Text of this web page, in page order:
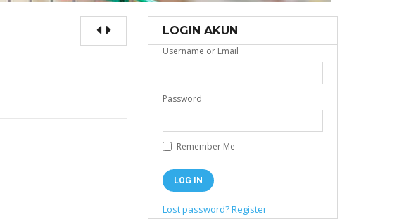
LOGIN AKUN
Username or Email
Password
Remember Me
Lost password?Register